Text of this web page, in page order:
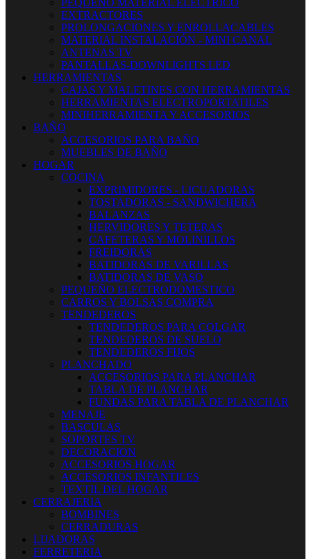
PEQUEÑO MATERIAL ELECTRICO
EXTRACTORES
PROLONGACIONES Y ENROLLACABLES
MATERIAL INSTALACIÓN - MINI CANAL
ANTENAS TV
PANTALLAS-DOWNLIGHTS LED
HERRAMIENTAS
CAJAS Y MALETINES CON HERRAMIENTAS
HERRAMIENTAS ELECTROPORTATILES
MINIHERRAMIENTA Y ACCESORIOS
BAÑO
ACCESORIOS PARA BAÑO
MUEBLES DE BAÑO
HOGAR
COCINA
EXPRIMIDORES - LICUADORAS
TOSTADORAS - SANDWICHERA
BALANZAS
HERVIDORES Y TETERAS
CAFETERAS Y MOLINILLOS
FREIDORAS
BATIDORAS DE VARILLAS
BATIDORAS DE VASO
PEQUEÑO ELECTRODOMESTICO
CARROS Y BOLSAS COMPRA
TENDEDEROS
TENDEDEROS PARA COLGAR
TENDEDEROS DE SUELO
TENDEDEROS FIJOS
PLANCHADO
ACCESORIOS PARA PLANCHAR
TABLA DE PLANCHAR
FUNDAS PARA TABLA DE PLANCHAR
MENAJE
BASCULAS
SOPORTES TV
DECORACION
ACCESORIOS HOGAR
ACCESORIOS INFANTILES
TEXTIL DEL HOGAR
CERRAJERIA
BOMBINES
CERRADURAS
LIJADORAS
FERRETERIA